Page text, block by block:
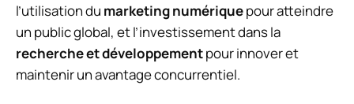
l’utilisation du marketing numériquepour atteindre
un public global, et l’investissement dans la
recherche et développementpour innover et
maintenir un avantage concurrentiel.